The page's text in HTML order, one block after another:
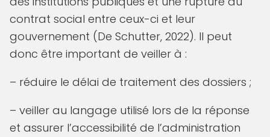
contrat social entre ceux-ci et leur
gouvernement (De Schutter, 2022). Il peut
donc être important de veiller à :
– réduire le délai de traitement des dossiers ;
– veiller au langage utilisé lors de la réponse
et assurer l’accessibilité de l’administration